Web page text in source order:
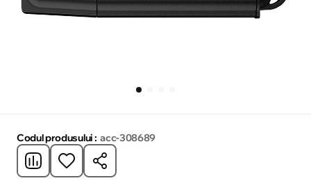
Codul produsului : acc-308689